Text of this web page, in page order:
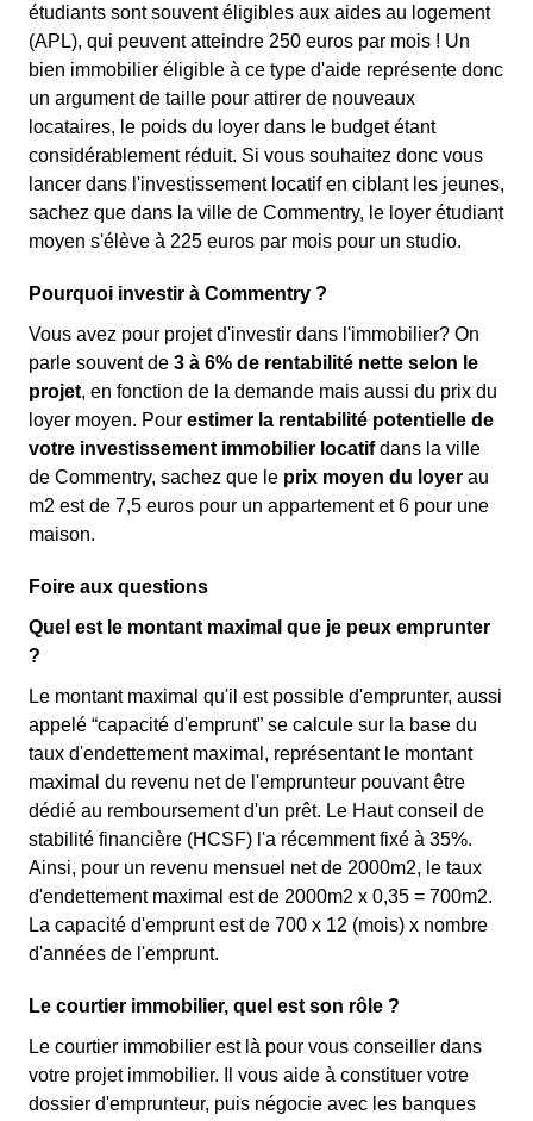
étudiants sont souvent éligibles aux aides au logement
(APL), qui peuvent atteindre 250 euros par mois ! Un
bien immobilier éligible à ce type d'aide représente donc
un argument de taille pour attirer de nouveaux
locataires, le poids du loyer dans le budget étant
considérablement réduit. Si vous souhaitez donc vous
lancer dans l'investissement locatif en ciblant les jeunes,
sachez que dans la ville de Commentry, le loyer étudiant
moyen s'élève à 225 euros par mois pour un studio.
Pourquoi investir à Commentry ?
Vous avez pour projet d'investir dans l'immobilier? On
parle souvent de 3 à 6% de rentabilité nette selon le
projet, en fonction de la demande mais aussi du prix du
loyer moyen. Pour estimer la rentabilité potentielle de
votre investissement immobilier locatifdans la ville
de Commentry, sachez que le prix moyen du loyer au
m2 est de 7,5 euros pour un appartement et 6 pour une
maison.
Foire aux questions
Quel est le montant maximal que je peux emprunter
?
Le montant maximal qu'il est possible d'emprunter, aussi
appelé “capacité d'emprunt” se calcule sur la base du
taux d'endettement maximal, représentant le montant
maximal du revenu net de l'emprunteur pouvant être
dédié au remboursement d'un prêt. Le Haut conseil de
stabilité financière (HCSF) l'a récemment fixé à 35%.
Ainsi, pour un revenu mensuel net de 2000m2, le taux
d'endettement maximal est de 2000m2 x 0,35 = 700m2.
La capacité d'emprunt est de 700 x 12 (mois) x nombre
d'années de l'emprunt.
Le courtier immobilier, quel est son rôle ?
Le courtier immobilier est là pour vous conseiller dans
votre projet immobilier. Il vous aide à constituer votre
dossier d'emprunteur, puis négocie avec les banques